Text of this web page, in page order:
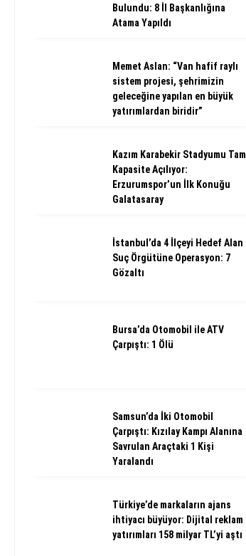
Bulundu: 8 İl Başkanlığına
Atama Yapıldı
Memet Aslan: “Van hafif raylı
sistem projesi, şehrimizin
geleceğine yapılan en büyük
yatırımlardan biridir”
Kazım Karabekir Stadyumu Tam
Kapasite Açılıyor:
Erzurumspor’un İlk Konuğu
Galatasaray
İstanbul’da 4 İlçeyi Hedef Alan
Suç Örgütüne Operasyon: 7
Gözaltı
Bursa’da Otomobil ile ATV
Çarpıştı: 1 Ölü
Samsun’da İki Otomobil
Çarpıştı: Kızılay Kampı Alanına
Savrulan Araçtaki 1 Kişi
Yaralandı
Türkiye’de markaların ajans
ihtiyacı büyüyor: Dijital reklam
yatırımları 158 milyar TL’yi aştı